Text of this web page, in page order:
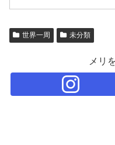
世界一周 未分類
メリ